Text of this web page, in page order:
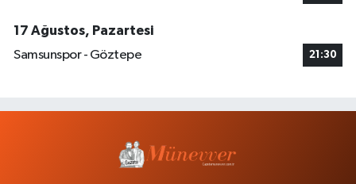
17 Ağustos, Pazartesi
Samsunspor - Göztepe
21:30